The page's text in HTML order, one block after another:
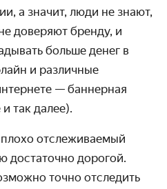
а значит, люди не знают,
доверяют бренду, и
больше денег в
и различные
— баннерная
так далее).
отслеживаемый
достаточно дорогой.
точно отследить